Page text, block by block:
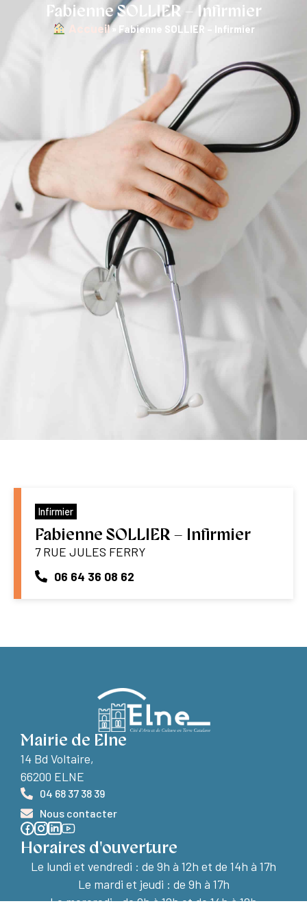
Fabienne SOLLIER – Infirmier
︎ Accueil» Fabienne SOLLIER – Infirmier
Infirmier
Fabienne SOLLIER – Infirmier
7 RUE JULES FERRY
06 64 36 08 62
Mairie de Elne
14 Bd Voltaire,
66200 ELNE
04 68 37 38 39
Nous contacter
Horaires d'ouverture
Le lundi et vendredi : de 9h à 12h et de 14h à 17h
Le mardi et jeudi : de 9h à 17h
Le mercredi : de 9h à 12h et de 14h à 18h